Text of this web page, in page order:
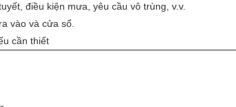
điều kiện mưa, yêu cầu vô trùng, v.v.
vào và cửa sổ.
cần thiết